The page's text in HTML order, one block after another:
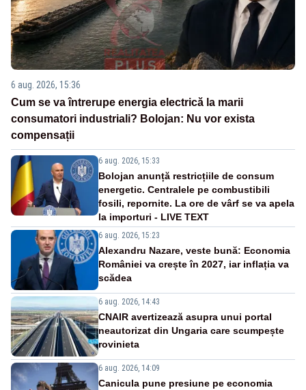
6 aug. 2026, 15:36
Cum se va întrerupe energia electrică la marii
consumatori industriali? Bolojan: Nu vor exista
compensații
6 aug. 2026, 15:33
Bolojan anunță restricțiile de consum
energetic. Centralele pe combustibili
fosili, repornite. La ore de vârf se va apela
la importuri - LIVE TEXT
6 aug. 2026, 15:23
Alexandru Nazare, veste bună: Economia
României va crește în 2027, iar inflația va
scădea
6 aug. 2026, 14:43
CNAIR avertizează asupra unui portal
neautorizat din Ungaria care scumpește
rovinieta
6 aug. 2026, 14:09
Canicula pune presiune pe economia